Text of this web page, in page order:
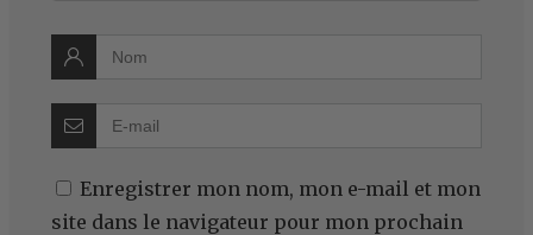
Enregistrer mon nom, mon e-mail et mon
site dans le navigateur pour mon prochain